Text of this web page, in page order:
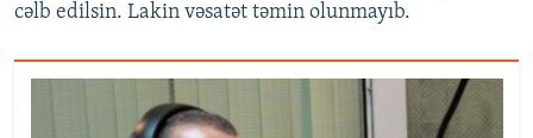
cəlb edilsin. Lakin vəsatət təmin olunmayıb.